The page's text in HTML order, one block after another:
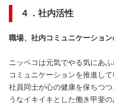
４．社内活性
職場、社内コミュニケーショ
ニッペコは元気でやる気にあ
コミュニケーションを推進して
社員同士が心の健康を保ちつ
うなイキイキとした働き甲斐